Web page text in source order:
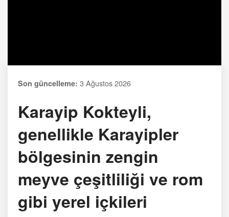
Son güncelleme: 3 Ağustos 2026
Karayip Kokteyli,
genellikle Karayipler
bölgesinin zengin
meyve çeşitliliği ve rom
gibi yerel içkileri